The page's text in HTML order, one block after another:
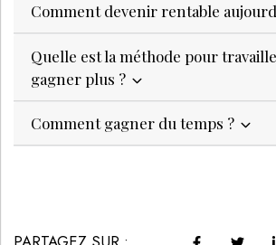
Comment devenir rentable
Quelle est la méthode pour
gagner plus ?
Comment gagner du temps ?